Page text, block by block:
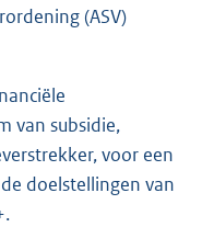
(ASV)
van subsidie,
voor een
doelstellingen van